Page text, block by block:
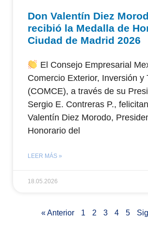
Don Valentín Diez
recibió la Medalla de
Ciudad de Madrid 2026
El Consejo Empresarial
Comercio Exterior, Inversión y
(COMCE), a través de su
Sergio E. Contreras P.,
Valentín Diez Morodo,
Honorario del
LEER MÁS »
18.05.2026
« Anterior 1 2 3 4 5